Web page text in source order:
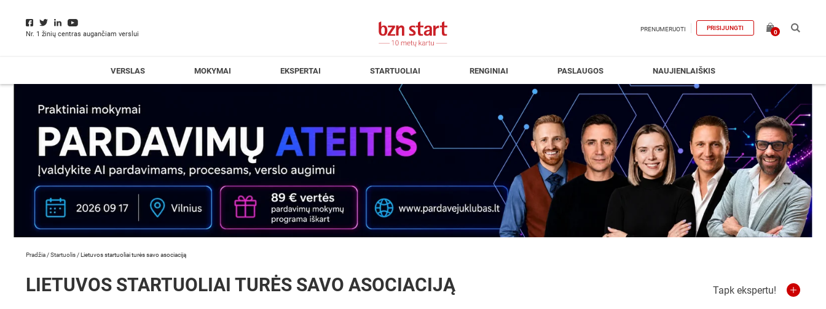
Nr. 1 žinių centras augančiam verslui
PRENUMERUOTI PRISIJUNGTI
0
VERSLAS MOKYMAI EKSPERTAI STARTUOLIAI RENGINIAI PASLAUGOS NAUJIENLAIŠKIS
Pradžia /Startuolis /Lietuvos startuoliai turės savo asociaciją
LIETUVOS STARTUOLIAI TURĖS SAVO ASOCIACIJĄ Tapk ekspertu!